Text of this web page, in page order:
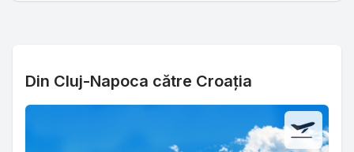
Din Cluj-Napoca către Croația